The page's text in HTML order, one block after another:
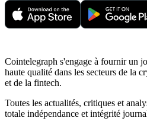
Cointelegraph s'engage à fournir un
haute qualité dans les secteurs de la
et de la fintech.
Toutes les actualités, critiques et
totale indépendance et intégrité